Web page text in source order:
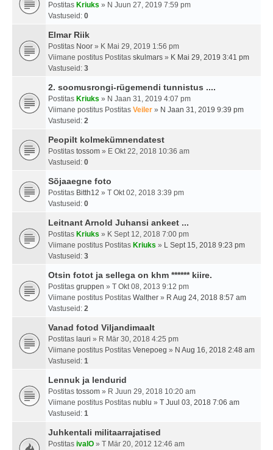
Postitas Kriuks » N Juun 27, 2019 7:59 pm
Vastuseid: 0
Elmar Riik
Postitas Noor » K Mai 29, 2019 1:56 pm
Viimane postitus Postitas skulmars » K Mai 29, 2019 3:41 pm
Vastuseid: 3
2. soomusrongi-rügemendi tunnistus ....
Postitas Kriuks » N Jaan 31, 2019 4:07 pm
Viimane postitus Postitas Veiler » N Jaan 31, 2019 9:39 pm
Vastuseid: 2
Peopilt kolmekümnendatest
Postitas tossom » E Okt 22, 2018 10:36 am
Vastuseid: 0
Sõjaaegne foto
Postitas Bitth12 » T Okt 02, 2018 3:39 pm
Vastuseid: 0
Leitnant Arnold Juhansi ankeet ...
Postitas Kriuks » K Sept 12, 2018 7:00 pm
Viimane postitus Postitas Kriuks » L Sept 15, 2018 9:23 pm
Vastuseid: 3
Otsin fotot ja sellega on khm ****** kiire.
Postitas gruppen » T Okt 08, 2013 9:12 pm
Viimane postitus Postitas Walther » R Aug 24, 2018 8:57 am
Vastuseid: 2
Vanad fotod Viljandimaalt
Postitas lauri » R Mär 30, 2018 4:25 pm
Viimane postitus Postitas Venepoeg » N Aug 16, 2018 2:48 am
Vastuseid: 1
Lennuk ja lendurid
Postitas tossom » R Juun 29, 2018 10:20 am
Viimane postitus Postitas nublu » T Juul 03, 2018 7:06 am
Vastuseid: 1
Juhkentali militaarrajatised
Postitas ivalO » T Mär 20, 2012 12:46 am